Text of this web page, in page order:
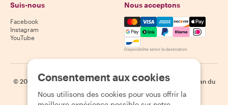
Suis-nous
Facebook
Instagram
YouTube
Nous acceptons
Mastercard, Visa, Amex,
Disponibilité selon la destination
© 2026 Withlocals.com | Politique de confidentialité | Cookies
Plan du
site
Consentement aux cookies
Nous utilisons des cookies pour vous offrir la